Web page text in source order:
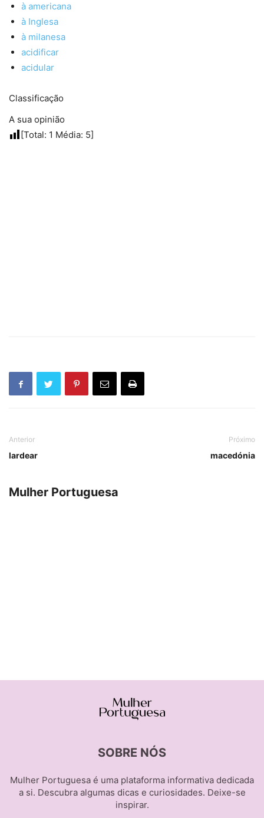
à americana
à Inglesa
à milanesa
acidificar
acidular
Classificação
A sua opinião
[Total: 1 Média: 5]
Anterior
lardear
Próximo
macedónia
Mulher Portuguesa
SOBRE NÓS
Mulher Portuguesa é uma plataforma informativa dedicada
a si. Descubra algumas dicas e curiosidades. Deixe-se
inspirar.